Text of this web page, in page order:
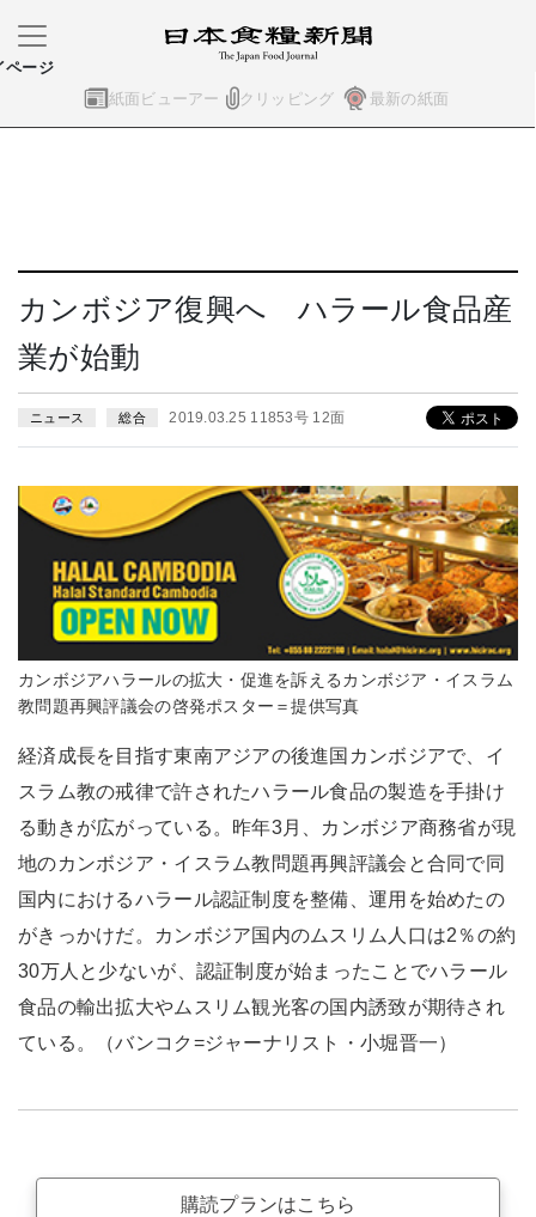
紙面ビューアー クリッピング 最新の紙面
ページ
カンボジア復興へ ハラール食品産
業が始動
ニュース 総合 2019.03.25 11853号 12面
カンボジアハラールの拡大・促進を訴えるカンボジア・イスラム
教問題再興評議会の啓発ポスター＝提供写真
経済成長を目指す東南アジアの後進国カンボジアで、イ
スラム教の戒律で許されたハラール食品の製造を手掛け
る動きが広がっている。昨年3月、カンボジア商務省が現
地のカンボジア・イスラム教問題再興評議会と合同で同
国内におけるハラール認証制度を整備、運用を始めたの
がきっかけだ。カンボジア国内のムスリム人口は2％の約
30万人と少ないが、認証制度が始まったことでハラール
食品の輸出拡大やムスリム観光客の国内誘致が期待され
ている。（バンコク=ジャーナリスト・小堀晋一）
購読プランはこちら